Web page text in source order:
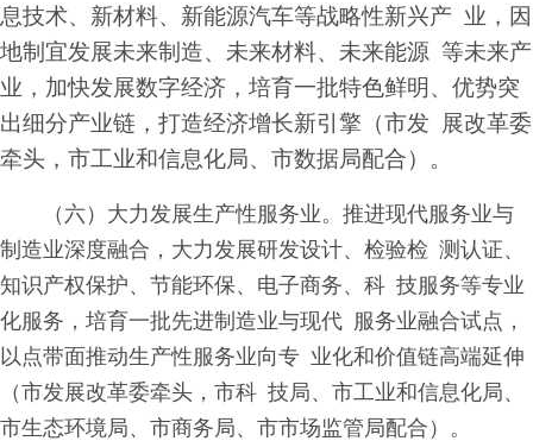
息技术、新材料、新能源汽车等战略性新兴产 业，因
地制宜发展未来制造、未来材料、未来能源 等未来产
业，加快发展数字经济，培育一批特色鲜明、优势突
出细分产业链，打造经济增长新引擎（市发 展改革委
牵头，市工业和信息化局、市数据局配合）。
（六）大力发展生产性服务业。推进现代服务业与
制造业深度融合，大力发展研发设计、检验检 测认证、
知识产权保护、节能环保、电子商务、科 技服务等专业
化服务，培育一批先进制造业与现代 服务业融合试点，
以点带面推动生产性服务业向专 业化和价值链高端延伸
（市发展改革委牵头，市科 技局、市工业和信息化局、
市生态环境局、市商务局、市市场监管局配合）。